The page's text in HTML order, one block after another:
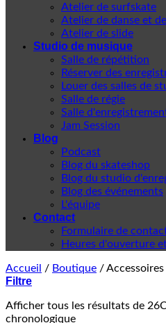
Atelier de surfskate
Atelier de danse et
Atelier de slide
Studio de musique
Salle de répétition
Réserver des
Louer des salles de
Salle de régie
Salle
Jam Session
Blog
Podcast
Blog du skateshop
Blog du studio
Blog des événements
L'équipe
Contact
Formulaire de
Heures d'ouverture
Accueil / Boutique /Accessoires
Filtre
Afficher tous les résultats de 26
chronologique